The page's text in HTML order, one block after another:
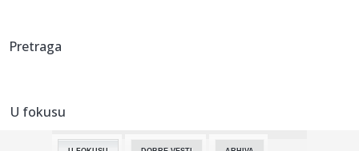
...
23:42:
Pretraga
U fokusu